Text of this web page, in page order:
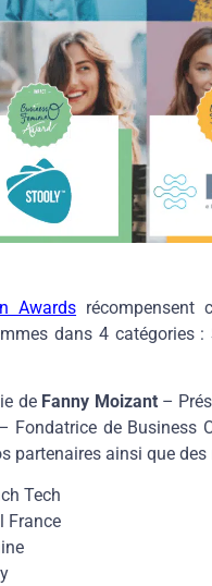
Awards récompensent
dans 4 catégories :
de Fanny Moizant–
– Fondatrice de Business
partenaires ainsi que
Tech
France